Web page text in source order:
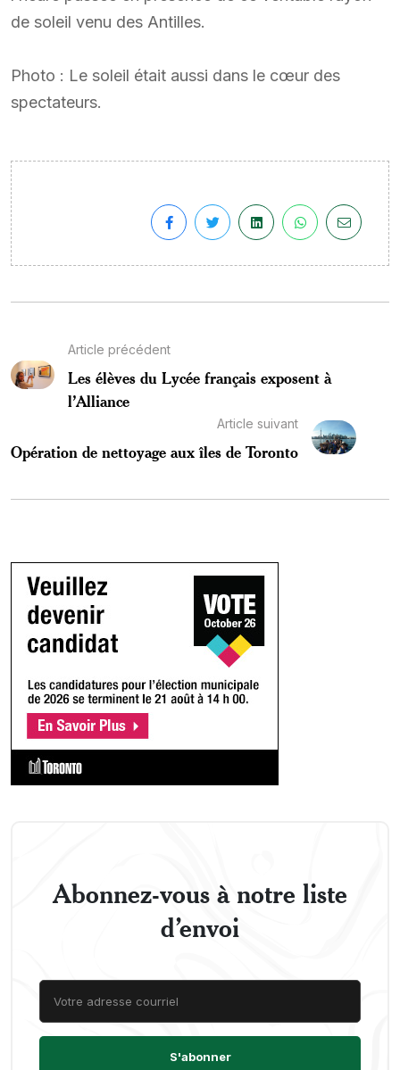
de soleil venu des Antilles.
Photo : Le soleil était aussi dans le cœur des
spectateurs.
Article précédent
Les élèves du Lycée français exposent à
l’Alliance
Article suivant
Opération de nettoyage aux îles de Toronto
Abonnez-vous à notre liste
d’envoi